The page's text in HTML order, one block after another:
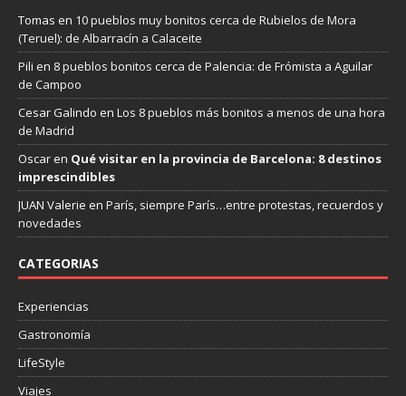
Tomas en 10 pueblos muy bonitos cerca de Rubielos de Mora
(Teruel): de Albarracín a Calaceite
Pili en 8 pueblos bonitos cerca de Palencia: de Frómista a Aguilar
de Campoo
Cesar Galindo en Los 8 pueblos más bonitos a menos de una hora
de Madrid
Oscaren Qué visitar en la provincia de Barcelona: 8 destinos
imprescindibles
JUAN Valerie en París, siempre París…entre protestas, recuerdos y
novedades
CATEGORIAS
Experiencias
Gastronomía
LifeStyle
Viajes